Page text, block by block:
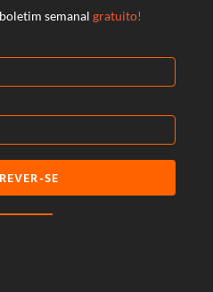
semanal gratuito!
SE